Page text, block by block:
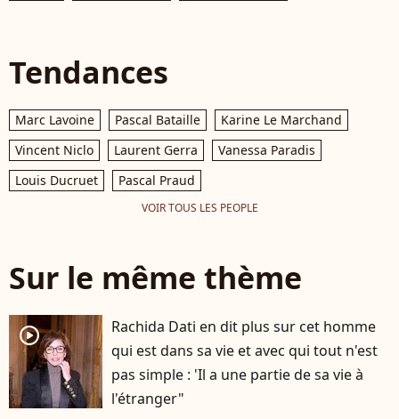
Tendances
Marc Lavoine Pascal Bataille
Karine Le Marchand
Vincent Niclo
Laurent Gerra
Vanessa Paradis
Louis Ducruet
Pascal Praud
VOIR TOUS LES PEOPLE
Sur le même thème
player2
Rachida Dati en dit plus sur cet homme
qui est dans sa vie et avec qui tout n'est
pas simple : 'Il a une partie de sa vie à
l'étranger"